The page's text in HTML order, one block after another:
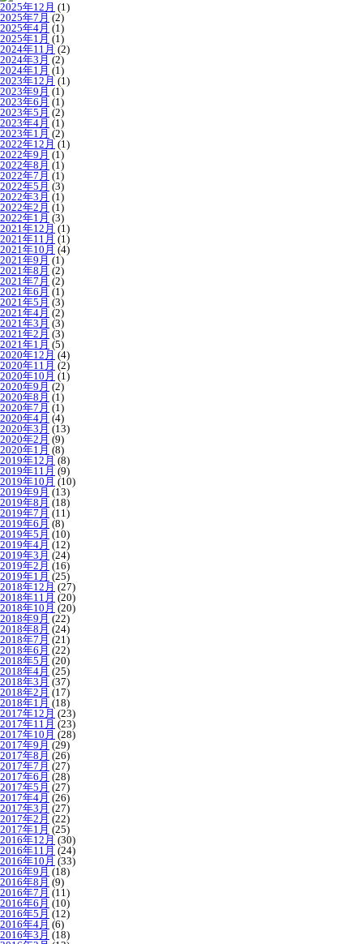
2025年12月 (1)
2025年7月 (2)
2025年4月 (1)
2025年1月 (1)
2024年11月 (2)
2024年3月 (2)
2024年1月 (1)
2023年12月 (1)
2023年9月 (1)
2023年6月 (1)
2023年5月 (2)
2023年4月 (1)
2023年1月 (2)
2022年12月 (1)
2022年9月 (1)
2022年8月 (1)
2022年7月 (1)
2022年5月 (3)
2022年3月 (1)
2022年2月 (1)
2022年1月 (3)
2021年12月 (1)
2021年11月 (1)
2021年10月 (4)
2021年9月 (1)
2021年8月 (2)
2021年7月 (2)
2021年6月 (1)
2021年5月 (3)
2021年4月 (2)
2021年3月 (3)
2021年2月 (3)
2021年1月 (5)
2020年12月 (4)
2020年11月 (2)
2020年10月 (1)
2020年9月 (2)
2020年8月 (1)
2020年7月 (1)
2020年4月 (4)
2020年3月 (13)
2020年2月 (9)
2020年1月 (8)
2019年12月 (8)
2019年11月 (9)
2019年10月 (10)
2019年9月 (13)
2019年8月 (18)
2019年7月 (11)
2019年6月 (8)
2019年5月 (10)
2019年4月 (12)
2019年3月 (24)
2019年2月 (16)
2019年1月 (25)
2018年12月 (27)
2018年11月 (20)
2018年10月 (20)
2018年9月 (22)
2018年8月 (24)
2018年7月 (21)
2018年6月 (22)
2018年5月 (20)
2018年4月 (25)
2018年3月 (37)
2018年2月 (17)
2018年1月 (18)
2017年12月 (23)
2017年11月 (23)
2017年10月 (28)
2017年9月 (29)
2017年8月 (26)
2017年7月 (27)
2017年6月 (28)
2017年5月 (27)
2017年4月 (26)
2017年3月 (27)
2017年2月 (22)
2017年1月 (25)
2016年12月 (30)
2016年11月 (24)
2016年10月 (33)
2016年9月 (18)
2016年8月 (9)
2016年7月 (11)
2016年6月 (10)
2016年5月 (12)
2016年4月 (6)
2016年3月 (18)